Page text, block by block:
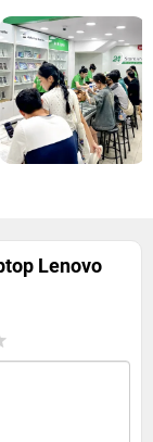
Lenovo